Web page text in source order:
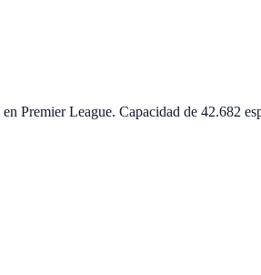
en Premier League. Capacidad de 42.682